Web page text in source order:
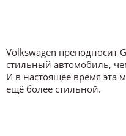
Volkswagen преподносит
стильный автомобиль,
И в настоящее время эта
ещё более стильной.